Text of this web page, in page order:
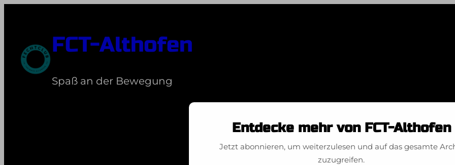
springen FCT-Althofen
Spaß an der Bewegung
Jugendcup
Entdecke mehr von FCT-Althofen
Jetzt abonnieren, um weiterzulesen und auf das gesamte
zuzugreifen.